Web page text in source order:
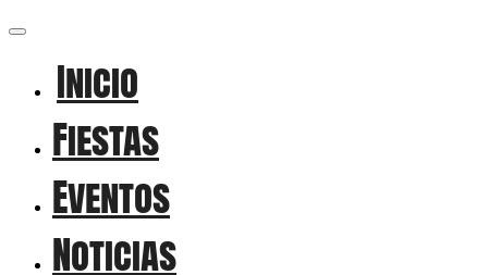
Inicio
Fiestas
Eventos
Noticias